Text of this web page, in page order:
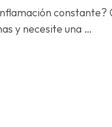
Mundo
Verde
Vida
constante?
y necesite una …